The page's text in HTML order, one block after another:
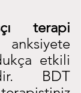
terapi
etkili
BDT